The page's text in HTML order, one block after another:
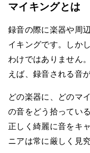
マイキングとは
録音の際に楽器や周
イキングです。しか
わけではありません
えば、録音される音
どの楽器に、どのマ
の音をどう拾ってい
正しく綺麗に音をキ
ニアは常に厳しく見